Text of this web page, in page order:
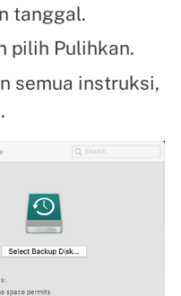
tanggal.
pilih Pulihkan.
semua instruksi,